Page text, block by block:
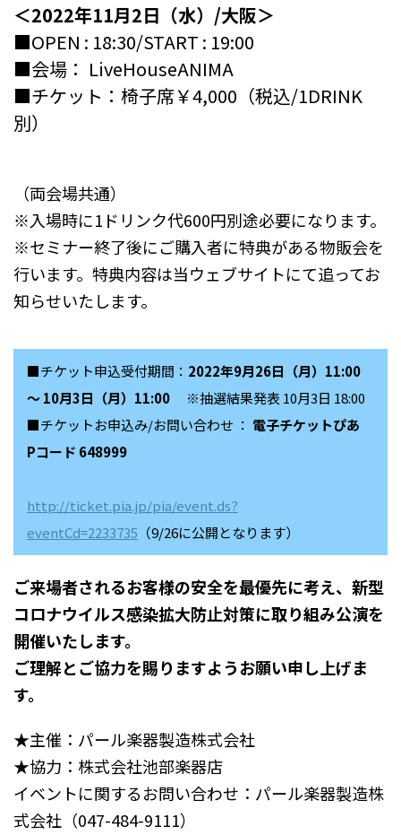
＜2022年11月2日（水）/大阪＞
■OPEN : 18:30/START : 19:00
■会場： LiveHouseANIMA
■チケット：椅子席￥4,000（税込/1DRINK
別）
（両会場共通）
※入場時に1ドリンク代600円別途必要になります。
※セミナー終了後にご購入者に特典がある物販会を
行います。特典内容は当ウェブサイトにて追ってお
知らせいたします。
■チケット申込受付期間： 2022年9月26日（月）11:00
～ 10月3日（月）11:00 ※抽選結果発表 10月3日 18:00
■チケットお申込み/お問い合わせ ： 電子チケットぴあ
Pコード 648999
http://ticket.pia.jp/pia/event.ds?
eventCd=2233735 （9/26に公開となります）
ご来場者されるお客様の安全を最優先に考え、新型
コロナウイルス感染拡大防止対策に取り組み公演を
開催いたします。
ご理解とご協力を賜りますようお願い申し上げま
す。
★主催：パール楽器製造株式会社
★協力：株式会社池部楽器店
イベントに関するお問い合わせ：パール楽器製造株
式会社（047-484-9111）